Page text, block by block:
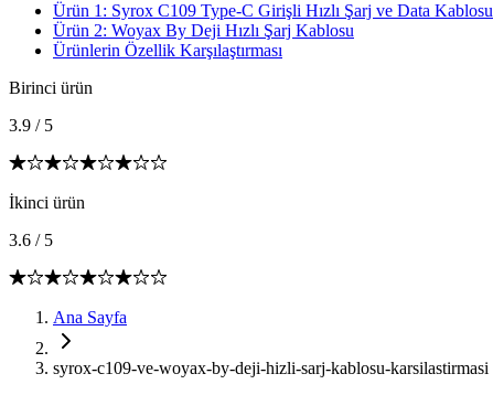
Ürün 1: Syrox C109 Type-C Girişli Hızlı Şarj ve Data Kablosu
Ürün 2: Woyax By Deji Hızlı Şarj Kablosu
Ürünlerin Özellik Karşılaştırması
Birinci ürün
3.9 / 5
İkinci ürün
3.6 / 5
Ana Sayfa
syrox-c109-ve-woyax-by-deji-hizli-sarj-kablosu-karsilastirmasi